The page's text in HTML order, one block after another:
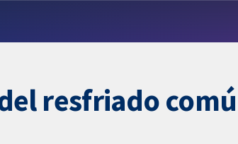
resfriado